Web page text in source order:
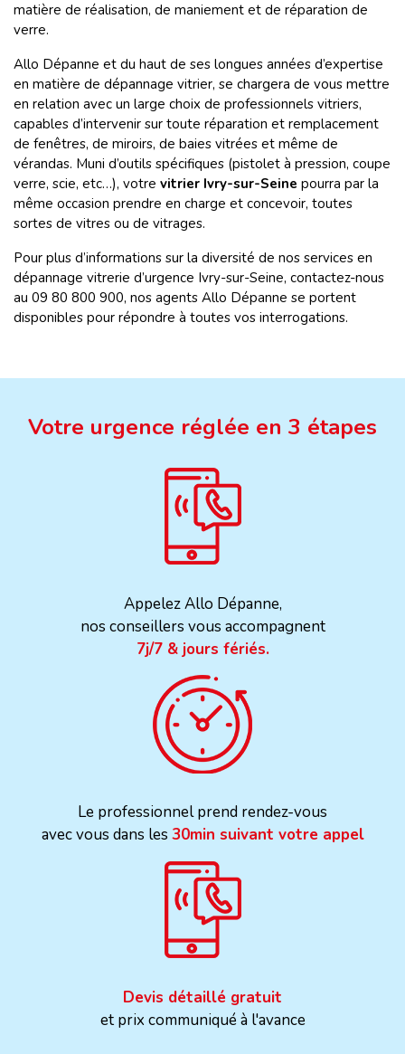
matière de réalisation, de maniement et de réparation de
verre.
Allo Dépanne et du haut de ses longues années d’expertise
en matière de dépannage vitrier, se chargera de vous mettre
en relation avec un large choix de professionnels vitriers,
capables d’intervenir sur toute réparation et remplacement
de fenêtres, de miroirs, de baies vitrées et même de
vérandas. Muni d’outils spécifiques (pistolet à pression, coupe
verre, scie, etc…), votre vitrier Ivry-sur-Seine pourra par la
même occasion prendre en charge et concevoir, toutes
sortes de vitres ou de vitrages.
Pour plus d’informations sur la diversité de nos services en
dépannage vitrerie d’urgence Ivry-sur-Seine, contactez-nous
au 09 80 800 900, nos agents Allo Dépanne se portent
disponibles pour répondre à toutes vos interrogations.
Votre urgence réglée en 3 étapes
Appelez Allo Dépanne,
nos conseillers vous accompagnent
7j/7 & jours fériés.
Le professionnel prend rendez-vous
avec vous dans les 30min suivant votre appel
Devis détaillé gratuit
et prix communiqué à l'avance